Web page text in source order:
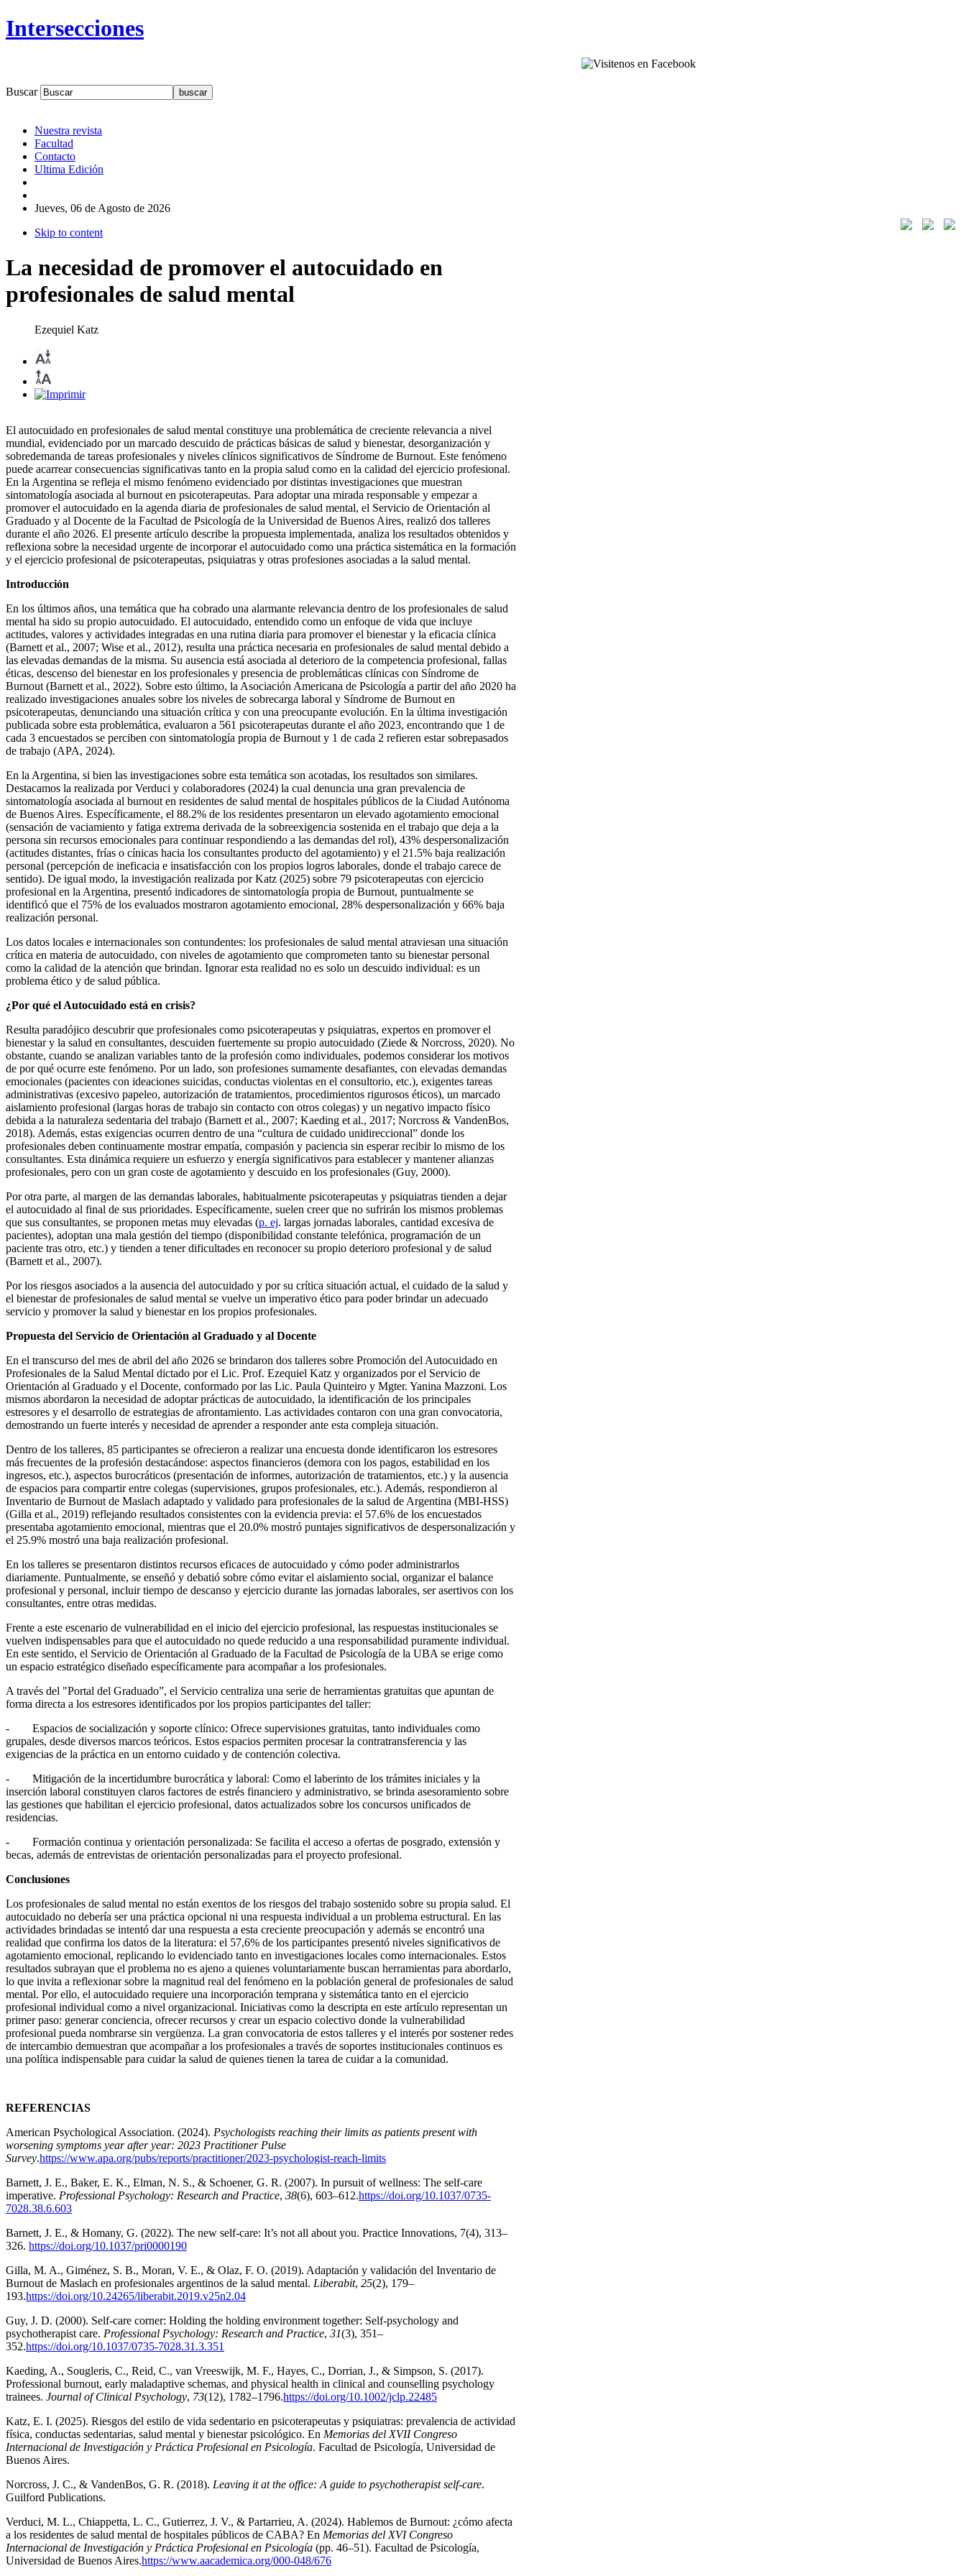
Intersecciones
Buscar
Nuestra revista
Facultad
Contacto
Ultima Edición
Jueves, 06 de Agosto de 2026
Skip to content
La necesidad de promover el autocuidado en
profesionales de salud mental
Ezequiel Katz
El autocuidado en profesionales de salud mental constituye una problemática de creciente relevancia a nivel
mundial, evidenciado por un marcado descuido de prácticas básicas de salud y bienestar, desorganización y
sobredemanda de tareas profesionales y niveles clínicos significativos de Síndrome de Burnout. Este fenómeno
puede acarrear consecuencias significativas tanto en la propia salud como en la calidad del ejercicio profesional.
En la Argentina se refleja el mismo fenómeno evidenciado por distintas investigaciones que muestran
sintomatología asociada al burnout en psicoterapeutas. Para adoptar una mirada responsable y empezar a
promover el autocuidado en la agenda diaria de profesionales de salud mental, el Servicio de Orientación al
Graduado y al Docente de la Facultad de Psicología de la Universidad de Buenos Aires, realizó dos talleres
durante el año 2026. El presente artículo describe la propuesta implementada, analiza los resultados obtenidos y
reflexiona sobre la necesidad urgente de incorporar el autocuidado como una práctica sistemática en la formación
y el ejercicio profesional de psicoterapeutas, psiquiatras y otras profesiones asociadas a la salud mental.
Introducción
En los últimos años, una temática que ha cobrado una alarmante relevancia dentro de los profesionales de salud
mental ha sido su propio autocuidado. El autocuidado, entendido como un enfoque de vida que incluye
actitudes, valores y actividades integradas en una rutina diaria para promover el bienestar y la eficacia clínica
(Barnett et al., 2007; Wise et al., 2012), resulta una práctica necesaria en profesionales de salud mental debido a
las elevadas demandas de la misma. Su ausencia está asociada al deterioro de la competencia profesional, fallas
éticas, descenso del bienestar en los profesionales y presencia de problemáticas clínicas con Síndrome de
Burnout (Barnett et al., 2022). Sobre esto último, la Asociación Americana de Psicología a partir del año 2020 ha
realizado investigaciones anuales sobre los niveles de sobrecarga laboral y Síndrome de Burnout en
psicoterapeutas, denunciando una situación crítica y con una preocupante evolución. En la última investigación
publicada sobre esta problemática, evaluaron a 561 psicoterapeutas durante el año 2023, encontrando que 1 de
cada 3 encuestados se perciben con sintomatología propia de Burnout y 1 de cada 2 refieren estar sobrepasados
de trabajo (APA, 2024).
En la Argentina, si bien las investigaciones sobre esta temática son acotadas, los resultados son similares.
Destacamos la realizada por Verduci y colaboradores (2024) la cual denuncia una gran prevalencia de
sintomatología asociada al burnout en residentes de salud mental de hospitales públicos de la Ciudad Autónoma
de Buenos Aires. Específicamente, el 88.2% de los residentes presentaron un elevado agotamiento emocional
(sensación de vaciamiento y fatiga extrema derivada de la sobreexigencia sostenida en el trabajo que deja a la
persona sin recursos emocionales para continuar respondiendo a las demandas del rol), 43% despersonalización
(actitudes distantes, frías o cínicas hacia los consultantes producto del agotamiento) y el 21.5% baja realización
personal (percepción de ineficacia e insatisfacción con los propios logros laborales, donde el trabajo carece de
sentido). De igual modo, la investigación realizada por Katz (2025) sobre 79 psicoterapeutas con ejercicio
profesional en la Argentina, presentó indicadores de sintomatología propia de Burnout, puntualmente se
identificó que el 75% de los evaluados mostraron agotamiento emocional, 28% despersonalización y 66% baja
realización personal.
Los datos locales e internacionales son contundentes: los profesionales de salud mental atraviesan una situación
crítica en materia de autocuidado, con niveles de agotamiento que comprometen tanto su bienestar personal
como la calidad de la atención que brindan. Ignorar esta realidad no es solo un descuido individual: es un
problema ético y de salud pública.
¿Por qué el Autocuidado está en crisis?
Resulta paradójico descubrir que profesionales como psicoterapeutas y psiquiatras, expertos en promover el
bienestar y la salud en consultantes, descuiden fuertemente su propio autocuidado (Ziede & Norcross, 2020). No
obstante, cuando se analizan variables tanto de la profesión como individuales, podemos considerar los motivos
de por qué ocurre este fenómeno. Por un lado, son profesiones sumamente desafiantes, con elevadas demandas
emocionales (pacientes con ideaciones suicidas, conductas violentas en el consultorio, etc.), exigentes tareas
administrativas (excesivo papeleo, autorización de tratamientos, procedimientos rigurosos éticos), un marcado
aislamiento profesional (largas horas de trabajo sin contacto con otros colegas) y un negativo impacto físico
debida a la naturaleza sedentaria del trabajo (Barnett et al., 2007; Kaeding et al., 2017; Norcross & VandenBos,
2018). Además, estas exigencias ocurren dentro de una “cultura de cuidado unidireccional” donde los
profesionales deben continuamente mostrar empatía, compasión y paciencia sin esperar recibir lo mismo de los
consultantes. Esta dinámica requiere un esfuerzo y energía significativos para establecer y mantener alianzas
profesionales, pero con un gran coste de agotamiento y descuido en los profesionales (Guy, 2000).
Por otra parte, al margen de las demandas laborales, habitualmente psicoterapeutas y psiquiatras tienden a dejar
el autocuidado al final de sus prioridades. Específicamente, suelen creer que no sufrirán los mismos problemas
que sus consultantes, se proponen metas muy elevadas (p. ej. largas jornadas laborales, cantidad excesiva de
pacientes), adoptan una mala gestión del tiempo (disponibilidad constante telefónica, programación de un
paciente tras otro, etc.) y tienden a tener dificultades en reconocer su propio deterioro profesional y de salud
(Barnett et al., 2007).
Por los riesgos asociados a la ausencia del autocuidado y por su crítica situación actual, el cuidado de la salud y
el bienestar de profesionales de salud mental se vuelve un imperativo ético para poder brindar un adecuado
servicio y promover la salud y bienestar en los propios profesionales.
Propuesta del Servicio de Orientación al Graduado y al Docente
En el transcurso del mes de abril del año 2026 se brindaron dos talleres sobre Promoción del Autocuidado en
Profesionales de la Salud Mental dictado por el Lic. Prof. Ezequiel Katz y organizados por el Servicio de
Orientación al Graduado y el Docente, conformado por las Lic. Paula Quinteiro y Mgter. Yanina Mazzoni. Los
mismos abordaron la necesidad de adoptar prácticas de autocuidado, la identificación de los principales
estresores y el desarrollo de estrategias de afrontamiento. Las actividades contaron con una gran convocatoria,
demostrando un fuerte interés y necesidad de aprender a responder ante esta compleja situación.
Dentro de los talleres, 85 participantes se ofrecieron a realizar una encuesta donde identificaron los estresores
más frecuentes de la profesión destacándose: aspectos financieros (demora con los pagos, estabilidad en los
ingresos, etc.), aspectos burocráticos (presentación de informes, autorización de tratamientos, etc.) y la ausencia
de espacios para compartir entre colegas (supervisiones, grupos profesionales, etc.). Además, respondieron al
Inventario de Burnout de Maslach adaptado y validado para profesionales de la salud de Argentina (MBI-HSS)
(Gilla et al., 2019) reflejando resultados consistentes con la evidencia previa: el 57.6% de los encuestados
presentaba agotamiento emocional, mientras que el 20.0% mostró puntajes significativos de despersonalización y
el 25.9% mostró una baja realización profesional.
En los talleres se presentaron distintos recursos eficaces de autocuidado y cómo poder administrarlos
diariamente. Puntualmente, se enseñó y debatió sobre cómo evitar el aislamiento social, organizar el balance
profesional y personal, incluir tiempo de descanso y ejercicio durante las jornadas laborales, ser asertivos con los
consultantes, entre otras medidas.
Frente a este escenario de vulnerabilidad en el inicio del ejercicio profesional, las respuestas institucionales se
vuelven indispensables para que el autocuidado no quede reducido a una responsabilidad puramente individual.
En este sentido, el Servicio de Orientación al Graduado de la Facultad de Psicología de la UBA se erige como
un espacio estratégico diseñado específicamente para acompañar a los profesionales.
A través del "Portal del Graduado”, el Servicio centraliza una serie de herramientas gratuitas que apuntan de
forma directa a los estresores identificados por los propios participantes del taller:
- Espacios de socialización y soporte clínico: Ofrece supervisiones gratuitas, tanto individuales como
grupales, desde diversos marcos teóricos. Estos espacios permiten procesar la contratransferencia y las
exigencias de la práctica en un entorno cuidado y de contención colectiva.
- Mitigación de la incertidumbre burocrática y laboral: Como el laberinto de los trámites iniciales y la
inserción laboral constituyen claros factores de estrés financiero y administrativo, se brinda asesoramiento sobre
las gestiones que habilitan el ejercicio profesional, datos actualizados sobre los concursos unificados de
residencias.
- Formación continua y orientación personalizada: Se facilita el acceso a ofertas de posgrado, extensión y
becas, además de entrevistas de orientación personalizadas para el proyecto profesional.
Conclusiones
Los profesionales de salud mental no están exentos de los riesgos del trabajo sostenido sobre su propia salud. El
autocuidado no debería ser una práctica opcional ni una respuesta individual a un problema estructural. En las
actividades brindadas se intentó dar una respuesta a esta creciente preocupación y además se encontró una
realidad que confirma los datos de la literatura: el 57,6% de los participantes presentó niveles significativos de
agotamiento emocional, replicando lo evidenciado tanto en investigaciones locales como internacionales. Estos
resultados subrayan que el problema no es ajeno a quienes voluntariamente buscan herramientas para abordarlo,
lo que invita a reflexionar sobre la magnitud real del fenómeno en la población general de profesionales de salud
mental. Por ello, el autocuidado requiere una incorporación temprana y sistemática tanto en el ejercicio
profesional individual como a nivel organizacional. Iniciativas como la descripta en este artículo representan un
primer paso: generar conciencia, ofrecer recursos y crear un espacio colectivo donde la vulnerabilidad
profesional pueda nombrarse sin vergüenza. La gran convocatoria de estos talleres y el interés por sostener redes
de intercambio demuestran que acompañar a los profesionales a través de soportes institucionales continuos es
una política indispensable para cuidar la salud de quienes tienen la tarea de cuidar a la comunidad.
REFERENCIAS
American Psychological Association. (2024). Psychologists reaching their limits as patients present with
worsening symptoms year after year: 2023 Practitioner Pulse
Survey.https://www.apa.org/pubs/reports/practitioner/2023-psychologist-reach-limits
Barnett, J. E., Baker, E. K., Elman, N. S., & Schoener, G. R. (2007). In pursuit of wellness: The self-care
imperative. Professional Psychology: Research and Practice, 38(6), 603–612.https://doi.org/10.1037/0735-
7028.38.6.603
Barnett, J. E., & Homany, G. (2022). The new self-care: It’s not all about you. Practice Innovations, 7(4), 313–
326. https://doi.org/10.1037/pri0000190
Gilla, M. A., Giménez, S. B., Moran, V. E., & Olaz, F. O. (2019). Adaptación y validación del Inventario de
Burnout de Maslach en profesionales argentinos de la salud mental. Liberabit, 25(2), 179–
193.https://doi.org/10.24265/liberabit.2019.v25n2.04
Guy, J. D. (2000). Self-care corner: Holding the holding environment together: Self-psychology and
psychotherapist care. Professional Psychology: Research and Practice, 31(3), 351–
352.https://doi.org/10.1037/0735-7028.31.3.351
Kaeding, A., Sougleris, C., Reid, C., van Vreeswijk, M. F., Hayes, C., Dorrian, J., & Simpson, S. (2017).
Professional burnout, early maladaptive schemas, and physical health in clinical and counselling psychology
trainees. Journal of Clinical Psychology, 73(12), 1782–1796.https://doi.org/10.1002/jclp.22485
Katz, E. I. (2025). Riesgos del estilo de vida sedentario en psicoterapeutas y psiquiatras: prevalencia de actividad
física, conductas sedentarias, salud mental y bienestar psicológico. En Memorias del XVII Congreso
Internacional de Investigación y Práctica Profesional en Psicología. Facultad de Psicología, Universidad de
Buenos Aires.
Norcross, J. C., & VandenBos, G. R. (2018). Leaving it at the office: A guide to psychotherapist self-care.
Guilford Publications.
Verduci, M. L., Chiappetta, L. C., Gutierrez, J. V., & Partarrieu, A. (2024). Hablemos de Burnout: ¿cómo afecta
a los residentes de salud mental de hospitales públicos de CABA? En Memorias del XVI Congreso
Internacional de Investigación y Práctica Profesional en Psicología (pp. 46–51). Facultad de Psicología,
Universidad de Buenos Aires.https://www.aacademica.org/000-048/676